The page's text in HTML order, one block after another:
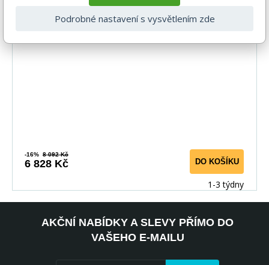
-16% 8 092 Kč
6 828 Kč DO KOŠÍKU
1-3 týdny
AKČNÍ NABÍDKY A SLEVY PŘÍMO DO
VAŠEHO E-MAILU
Podrobné nastavení s vysvětlením zde